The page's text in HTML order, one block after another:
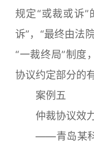
规定“或裁或诉
诉”，“最终由法
“一裁终局”制度
协议约定部分的
案例五
仲裁协议效力
——青岛某科